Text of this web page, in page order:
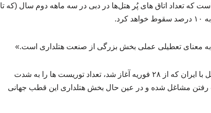
که تعداد اتاق های پُر هتل‌ها در دبی در سه ماهه دوم سال (که تا
به معنای تعطیلی عملی بخش بزرگی از صنعت هتلداری است.»
دبی با بحرانی وجودی مواجه است؛ جنگ آمریکا و اسرائیل با ایران که از ۲۸ فوریه آغاز شد، تعداد توریست ها را به شدت
رفتن مشاغل شده و در عین حال بخش هتلداری این قطب جهانی